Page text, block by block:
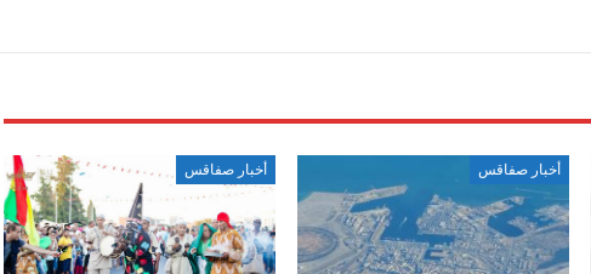
أخبار صفاقس أخبار صفاقس